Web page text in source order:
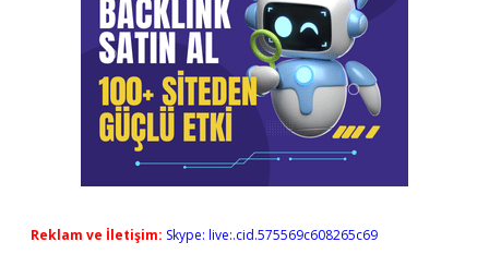
Reklam ve İletişim: Skype: live:.cid.575569c608265c69